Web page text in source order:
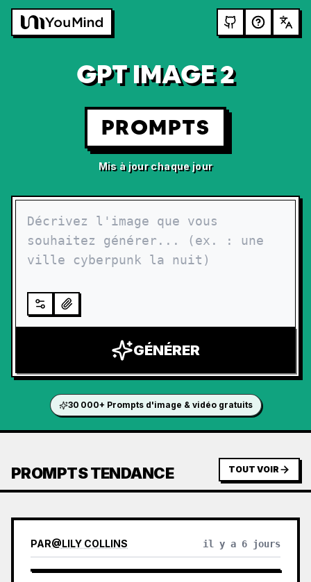
GPT IMAGE 2
PROMPTS
Mis à jour chaque jour
GÉNÉRER
30 000+ Prompts d'image & vidéo gratuits
PROMPTS TENDANCE TOUT VOIR
PAR@LILY COLLINS il y a 6 jours